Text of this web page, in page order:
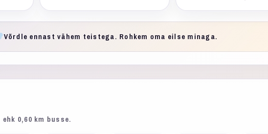
Võrdle ennast vähem teistega. Rohkem oma eilse minaga.
0,60 km busse.